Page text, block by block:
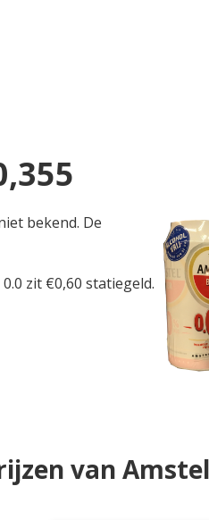
bekend. De
zit €0,60 statiegeld.
van